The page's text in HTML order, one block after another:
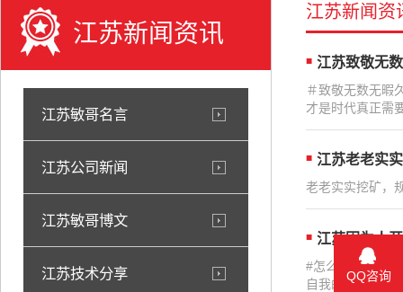
江苏新闻资讯
江苏敏哥名言
江苏公司新闻
江苏敏哥博文
江苏技术分享
江苏新闻资
江苏致敬无
＃致敬无数无暇
才是时代真正需
江苏老老实
老老实实挖矿，
江苏因为人
#怎么开心怎么
自我的美好私利
QQ咨询